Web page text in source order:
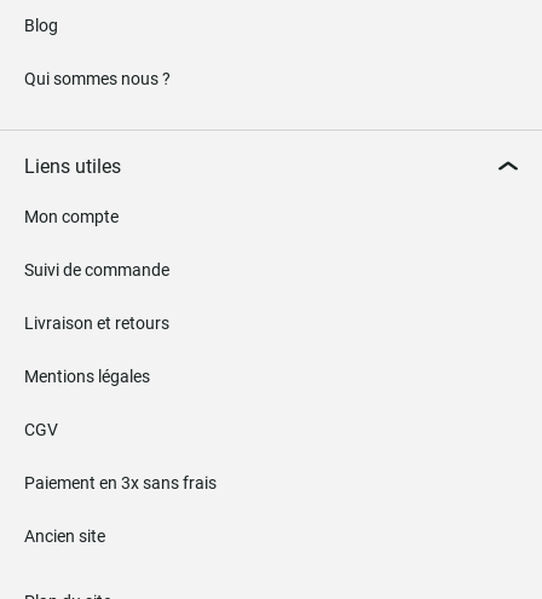
Blog
Qui sommes nous ?
Liens utiles
Mon compte
Suivi de commande
Livraison et retours
Mentions légales
CGV
Paiement en 3x sans frais
Ancien site